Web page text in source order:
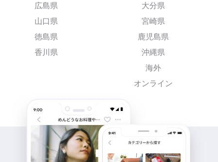
広島県
山口県
徳島県
香川県
大分県
宮崎県
鹿児島県
沖縄県
海外
オンライン